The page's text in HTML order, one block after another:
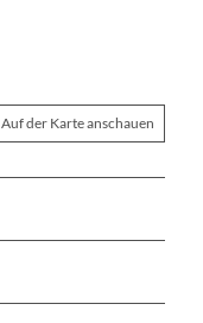
Auf der Karte anschauen